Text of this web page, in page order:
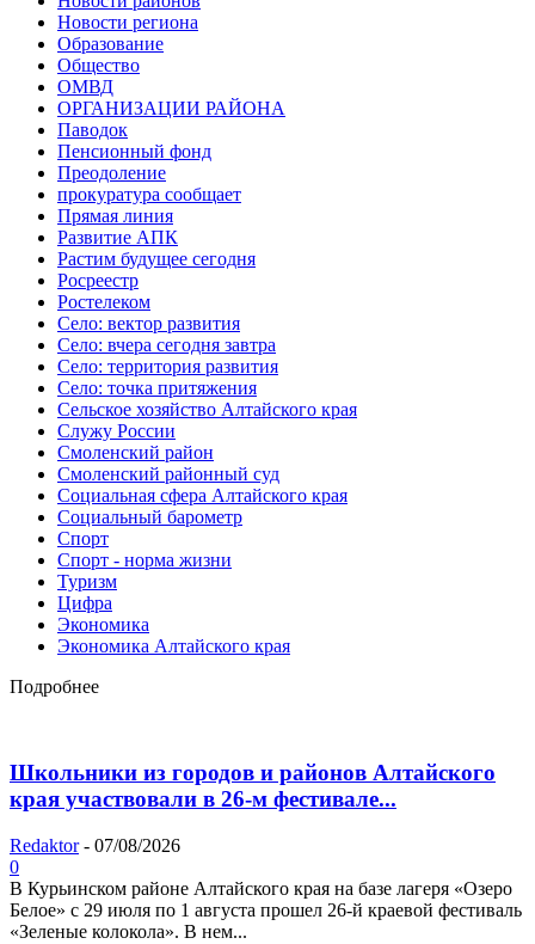
Новости региона
Образование
Общество
ОМВД
ОРГАНИЗАЦИИ РАЙОНА
Паводок
Пенсионный фонд
Преодоление
прокуратура сообщает
Прямая линия
Развитие АПК
Растим будущее сегодня
Росреестр
Ростелеком
Село: вектор развития
Село: вчера сегодня завтра
Село: территория развития
Село: точка притяжения
Сельское хозяйство Алтайского края
Служу России
Смоленский район
Смоленский районный суд
Социальная сфера Алтайского края
Социальный барометр
Спорт
Спорт - норма жизни
Туризм
Цифра
Экономика
Экономика Алтайского края
Подробнее
Школьники из городов и районов Алтайского
края участвовали в 26-м фестивале...
Redaktor - 07/08/2026
0
В Курьинском районе Алтайского края на базе лагеря «Озеро
Белое» с 29 июля по 1 августа прошел 26‑й краевой фестиваль
«Зеленые колокола». В нем...